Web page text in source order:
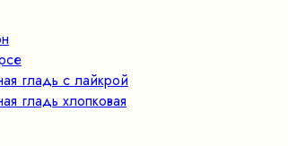
гладь с лайкрой
гладь хлопковая